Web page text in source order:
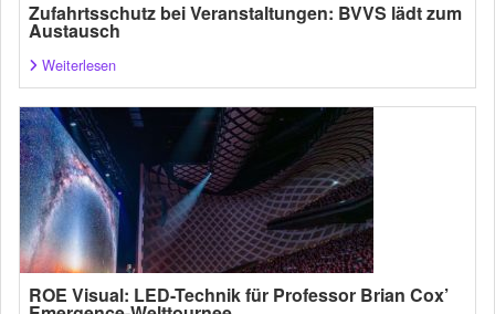
Zufahrtsschutz bei Veranstaltungen: BVVS lädt zum
Austausch
Weiterlesen
ROE Visual: LED-Technik für Professor Brian Cox’